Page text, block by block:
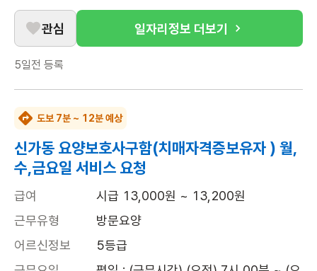
관심 일자리정보 더보기
5일전 등록
도보 7분 ~ 12분 예상
신가동 요양보호사구함(치매자격증보유자 ) 월,
수,금요일 서비스 요청
급여
시급 13,000원 ~ 13,200원
근무유형
방문요양
어르신정보
5등급